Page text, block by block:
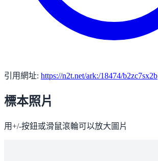
引用網址: https://n2t.net/ark:/18474/b2zc7sx2b
標本照片
用+/-按鈕或滑鼠滾輪可以放大圖片